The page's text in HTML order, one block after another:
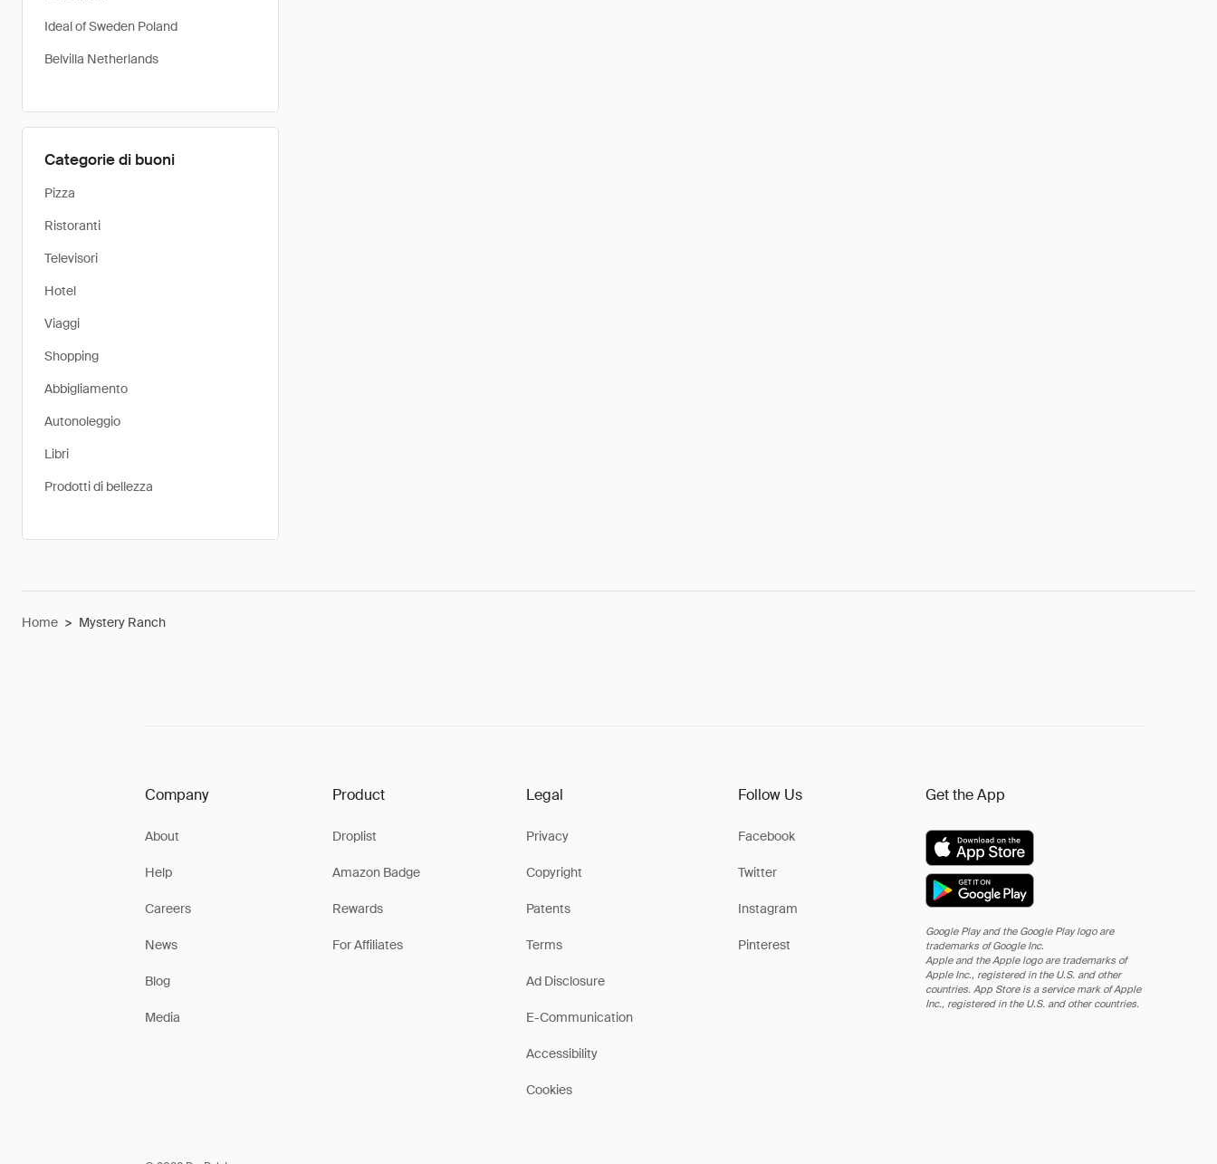
Ideal of Sweden Poland
Belvilla Netherlands
Categorie di buoni
Pizza
Ristoranti
Televisori
Hotel
Viaggi
Shopping
Abbigliamento
Autonoleggio
Libri
Prodotti di bellezza
Home > Mystery Ranch
Company
About
Help
Careers
News
Blog
Media
Product
Droplist
Amazon Badge
Rewards
For Affiliates
Legal
Privacy
Copyright
Patents
Terms
Ad Disclosure
E-Communication
Accessibility
Cookies
Follow Us
Facebook
Twitter
Instagram
Pinterest
Get the App
Google Play and the Google Play logo are
trademarks of Google Inc.
Apple and the Apple logo are trademarks of
Apple Inc., registered in the U.S. and other
countries. App Store is a service mark of Apple
Inc., registered in the U.S. and other countries.